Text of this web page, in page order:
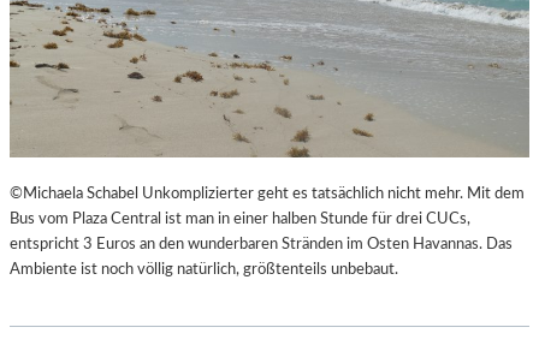
©Michaela Schabel Unkomplizierter geht es tatsächlich nicht mehr. Mit dem
Bus vom Plaza Central ist man in einer halben Stunde für drei CUCs,
entspricht 3 Euros an den wunderbaren Stränden im Osten Havannas. Das
Ambiente ist noch völlig natürlich, größtenteils unbebaut.